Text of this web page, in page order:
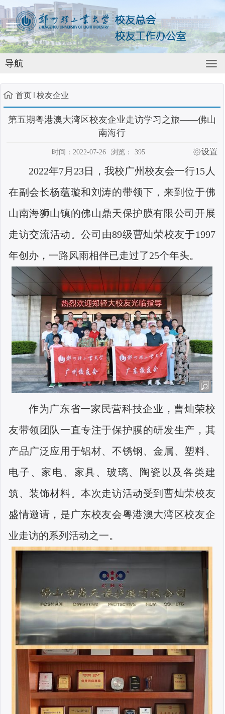
导航
首页 校友企业
第五期粤港澳大湾区校友企业走访学习之旅——佛山
南海行
时间：2022-07-26 浏览： 395 设置
2022年7月23日， 我校广州校友会一行15人
在副会长杨蕴璇和刘涛的带领下，来到位于佛
山南海狮山镇的佛山鼎天保护膜有限公司 开展
走访交流活动。公司由89级曹灿荣校友于1997
年创办，一路风雨相伴已走过了25个年头。
作为广东省一家民营科技企业，曹灿荣校
友带领团队一直专注于保护膜的研发生产，其
产品广泛应用于铝材、不锈钢、金属、塑料、
电子、家电、家具、玻璃、陶瓷以及各类建
筑、装饰材料。本次走访活动受到曹灿荣校友
盛情邀请，是广东校友会粤港澳大湾区校友企
业走访的系列活动之一。